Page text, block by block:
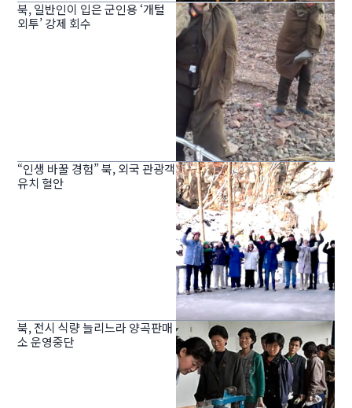
북, 일반인이 입은 군인용 ‘개털
외투’ 강제 회수
“인생 바꿀 경험” 북, 외국 관광객
유치 혈안
북, 전시 식량 늘리느라 양곡판매
소 운영중단